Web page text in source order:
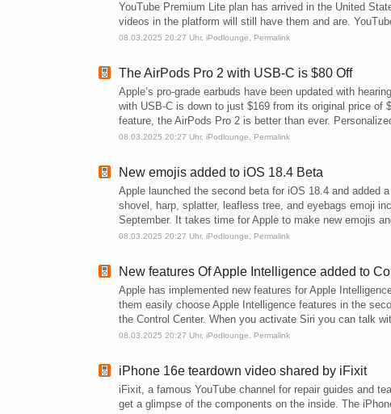
YouTube Premium Lite plan has arrived in the United
videos in the platform will still have them and are.
08.03.2025 20:27 Uhr, iPodlounge Permalink
The AirPods Pro 2 with USB-C is $80 Off
Apple’s pro-grade earbuds have been updated with
with USB-C is down to just $169 from its original price of
feature, the AirPods Pro 2 is better than ever.
08.03.2025 20:27 Uhr, iPodlounge Permalink
New emojis added to iOS 18.4 Beta
Apple launched the second beta for iOS 18.4 and added
shovel, harp, splatter, leafless tree, and eyebags emoji
September. It takes time for Apple to make new emojis
08.03.2025 20:27 Uhr, iPodlounge Permalink
New features Of Apple Intelligence added to
Apple has implemented new features for Apple
them easily choose Apple Intelligence features in the
the Control Center. When you activate Siri you can talk
08.03.2025 20:27 Uhr, iPodlounge Permalink
iPhone 16e teardown video shared by iFixit
iFixit, a famous YouTube channel for repair guides and
get a glimpse of the components on the inside. The